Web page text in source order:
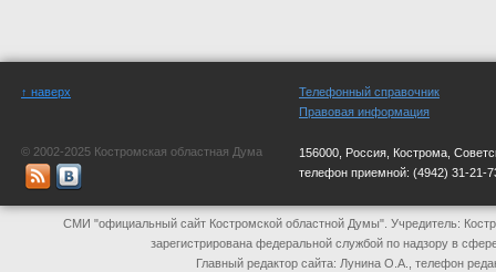
↑ наверх
© 2002-2025 Костромская областная Дума
Телефонный справочник
Правовая информация
156000, Россия, Кострома,
телефон приемной: (4942) 31-21-
СМИ "официальный сайт Костромской областной Думы". Учредитель:
зарегистрирована федеральной службой по надзору в
Главный редактор сайта: Лунина О.А., телефон